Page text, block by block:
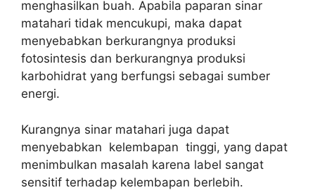
menghasilkan buah. Apabila paparan sinar
matahari tidak mencukupi, maka dapat
menyebabkan berkurangnya produksi
fotosintesis dan berkurangnya produksi
karbohidrat yang berfungsi sebagai sumber
energi.
Kurangnya sinar matahari juga dapat
menyebabkan kelembapan tinggi, yang dapat
menimbulkan masalah karena label sangat
sensitif terhadap kelembapan berlebih.